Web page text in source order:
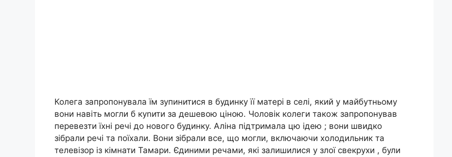
Колега запропонувала їм зупинитися в будинку її матері в селі, який у майбутньому
вони навіть могли б куnити за дешевою ціною. Чоловік колеги також запропонував
перевезти їхні речі до нового будинку. Аліна підтримала цю ідею ; вони швидко
зібрали речі та поїхали. Вони зібрали все, що могли, включаючи холодильник та
телевізор із кімнати Тамари. Єдиними речами, які залишилися у злої свекрухи , були